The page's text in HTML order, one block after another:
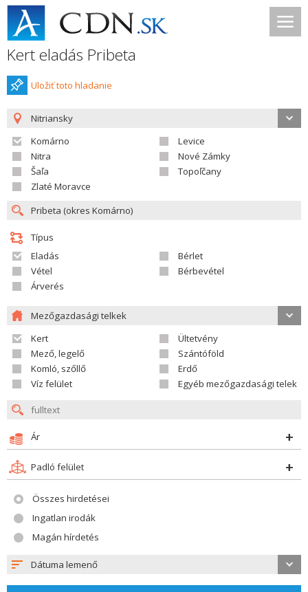
Kert eladás Pribeta
Uložiť toto hladanie
Nitriansky
Komárno
Levice
Nitra
Nové Zámky
Šaľa
Topoľčany
Zlaté Moravce
Típus
Eladás
Bérlet
Vétel
Bérbevétel
Árverés
Mezőgazdasági telkek
Kert
Ültetvény
Mező, legelő
Szántóföld
Komló, szőllő
Erdő
Víz felület
Egyéb mezőgazdasági telek
Ár
Padló felület
Összes hirdetései
Ingatlan irodák
Magán hírdetés
Dátuma lemenő